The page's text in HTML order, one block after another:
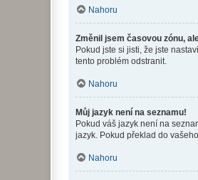
Nahoru
Změnil jsem časovou zónu,
Pokud jste si jisti, že jste
tento problém odstranit.
Nahoru
Můj jazyk není na seznamu!
Pokud váš jazyk není na
jazyk. Pokud překlad do
Nahoru